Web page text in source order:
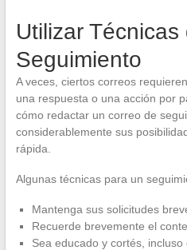
Utilizar Técnicas
Seguimiento
A veces, ciertos correos
una respuesta o una acción por
cómo redactar un correo de
considerablemente sus
rápida.
Algunas técnicas para un
Mantenga sus solicitudes
Recuerde brevemente el
Sea educado y cortés, incluso